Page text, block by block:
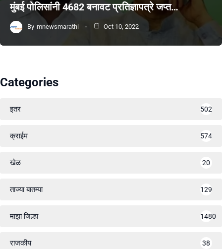
मुंबई पोलिसांनी 4682 बनावट प्रतिज्ञापत्रे जप्त…
By mnewsmarathi Oct 10, 2022
Categories
इतर 502
क्राईम 574
खेळ 20
ताज्या बातम्या 129
माझा जिल्हा 1480
राजकीय 38